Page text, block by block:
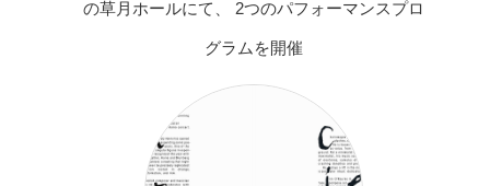
の草月ホールにて、 2つのパフォーマンスプロ
グラムを開催